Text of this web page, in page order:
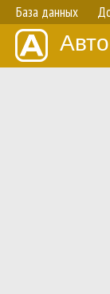
База данных